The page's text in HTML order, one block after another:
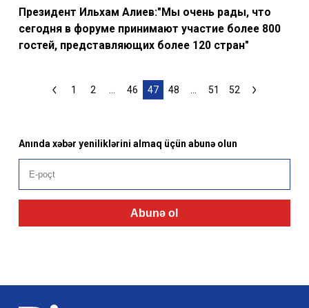
Президент Ильхам Алиев:"Мы очень рады, что
сегодня в форуме принимают участие более 800
гостей, представляющих более 120 стран"
1 2 ... 46 47 48 ... 51 52
Anında xəbər yeniliklərini almaq üçün abunə olun
Abunə ol